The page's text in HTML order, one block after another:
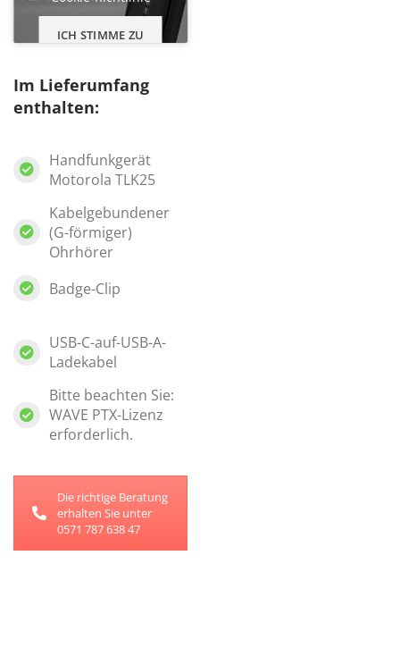
ICH STIMME ZU
Im Lieferumfang
enthalten:
Handfunkgerät
Motorola TLK25
Kabelgebundener
(G-förmiger)
Ohrhörer
Badge-Clip
USB-C-auf-USB-A-
Ladekabel
Bitte beachten Sie:
WAVE PTX-Lizenz
erforderlich.
Die richtige Beratung
erhalten Sie unter
0571 787 638 47